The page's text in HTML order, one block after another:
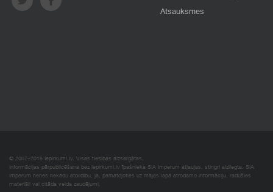
Atsauksmes
© 2007–2018 Iepirkumi.lv. Visas tiesības aizsargātas.
Informācijas pārpublicēšana bez iepirkumi.lv īpašnieka SIA Imperum atļaujas, stingri aizliegta. SIA
Imperum nenes nekādu atbildību, ja, pamatojoties uz mājas lapā atrodamo informāciju, radušies
materiāli vai citāda veida zaudējumi.